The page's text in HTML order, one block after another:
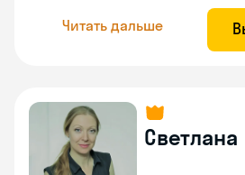
Читать дальше
Светлана